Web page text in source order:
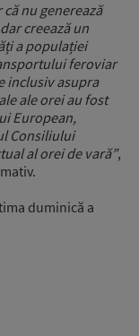
nu generează
creează un
a populației
feroviar
inclusiv asupra
ale orei au fost
European,
Consiliului
al orei de vară”,
duminică a